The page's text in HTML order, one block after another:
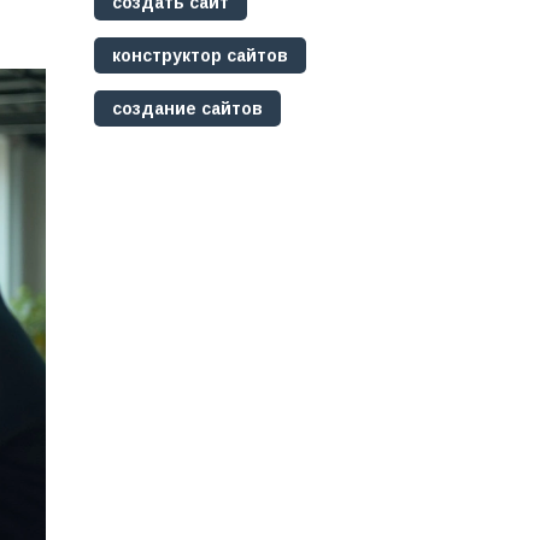
конструктор сайтов
создание сайтов